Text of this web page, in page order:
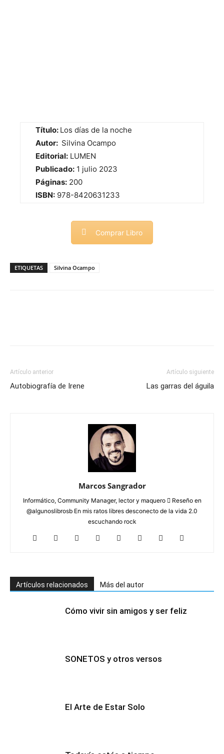
Título: Los días de la noche
Autor: Silvina Ocampo
Editorial: LUMEN
Publicado: 1 julio 2023
Páginas: 200
ISBN: 978-8420631233
Comprar Libro
ETIQUETAS Silvina Ocampo
Artículo anterior
Autobiografía de Irene
Artículo siguiente
Las garras del águila
Marcos Sangrador
Informático, Community Manager, lector y maquero  Reseño en
@algunoslibrosb En mis ratos libres desconecto de la vida 2.0
escuchando rock
Artículos relacionados Más del autor
Cómo vivir sin amigos y ser feliz
SONETOS y otros versos
El Arte de Estar Solo